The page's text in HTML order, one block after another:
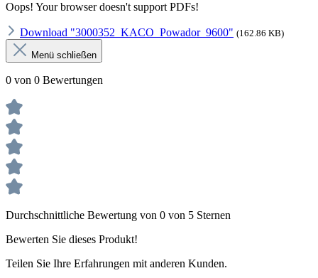
Oops! Your browser doesn't support PDFs!
Download "3000352_KACO_Powador_9600" (162.86 KB)
Menü schließen
0 von 0 Bewertungen
Durchschnittliche Bewertung von 0 von 5 Sternen
Bewerten Sie dieses Produkt!
Teilen Sie Ihre Erfahrungen mit anderen Kunden.